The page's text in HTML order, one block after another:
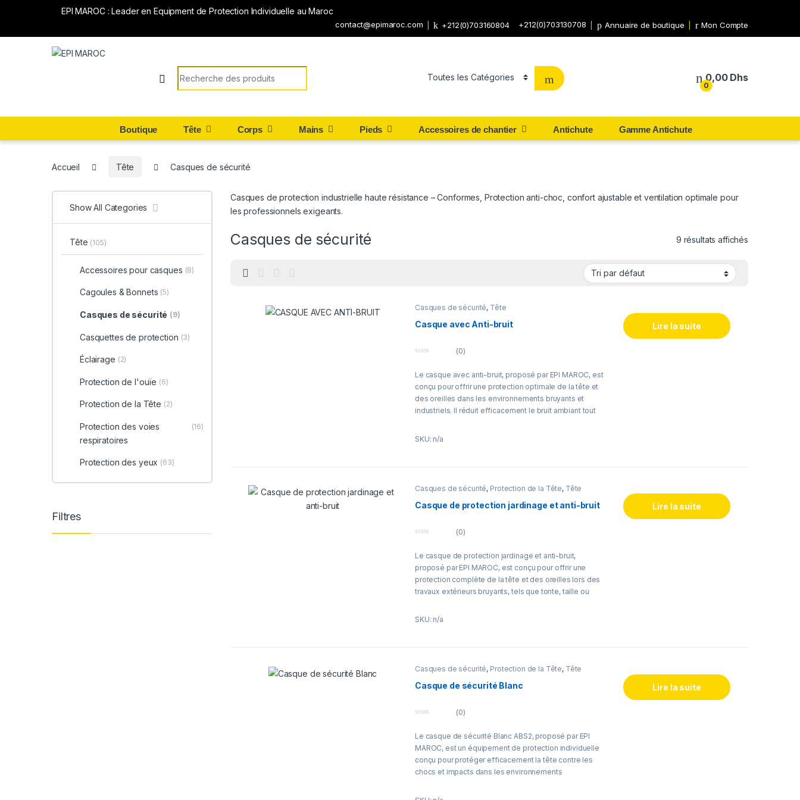
EPI MAROC : Leader en Equipment de Protection Individuelle au Maroc
contact@epimaroc.com +212(0)703160804 +212(0)703130708 Annuaire de boutique Mon Compte
Search for:
0
0,00 Dhs
Boutique Tête Corps Mains Pieds Accessoires de chantier Antichute Gamme Antichute
Accueil Tête Casques de sécurité
Casques de protection industrielle haute résistance – Conformes, Protection anti-choc, confort ajustable et ventilation optimale pour
les professionnels exigeants.
Casques de sécurité 9 résultats affichés
Casques de sécurité, Tête
Casque avec Anti-bruit
u
o
f
5
(0)
Le casque avec anti-bruit, proposé par EPI MAROC, est
conçu pour offrir une protection optimale de la tête et
des oreilles dans les environnements bruyants et
industriels. Il réduit efficacement le bruit ambiant tout
collisions accidentelles.
maintenance et travaux en atelier ou extérieur, il
combine sécurité auditive et protection de la tête pour
Avec EPI MAROC, les professionnels bénéficient d’un
garantissant protection maximale, confort optimal et
durabilité, même dans les environnements les plus
exigeants.
SKU: n/a
Lire la suite
Casques de sécurité, Protection de la Tête, Tête
Casque de protection jardinage et anti-bruit
u
o
f
5
(0)
Le casque de protection jardinage et anti-bruit,
proposé par EPI MAROC, est conçu pour offrir une
protection complète de la tête et des oreilles lors des
travaux extérieurs bruyants, tels que tonte, taille ou
réduisant efficacement le bruit ambiant, garantissant
la taille. Idéal pour les professionnels du jardinage,
espaces verts, entretien extérieur et travaux forestiers,
aux exigences des activités extérieures intensives.
équipement fiable et conforme aux normes de
sécurité, offrant protection maximale, confort optimal
et durabilité dans tous les travaux de jardinage ou
environnement bruyant.
SKU: n/a
Lire la suite
Casques de sécurité, Protection de la Tête, Tête
Casque de sécurité Blanc
u
t
o
f
5
(0)
Le casque de sécurité Blanc ABS2, proposé par EPI
MAROC, est un équipement de protection individuelle
conçu pour protéger efficacement la tête contre les
chocs et impacts dans les environnements
Lire la suite
Show All Categories
Tête (105)
Accessoires pour casques (8)
Cagoules & Bonnets (5)
Casques de sécurité (9)
Casquettes de protection (3)
Éclairage (2)
Protection de l'ouïe (6)
Protection de la Tête (2)
Protection des voies
respiratoires
(16)
Protection des yeux (63)
Filtres